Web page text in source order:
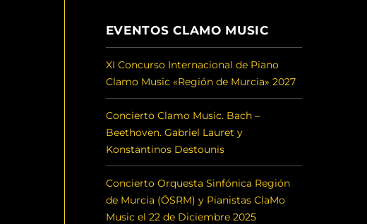
EVENTOS CLAMO MUSIC
XI Concurso Internacional de Piano
Clamo Music «Región de Murcia» 2027
Concierto Clamo Music. Bach –
Beethoven. Gabriel Lauret y
Konstantinos Destounis
Concierto Orquesta Sinfónica Región
de Murcia (ÖSRM) y Pianistas ClaMo
Music el 22 de Diciembre 2025